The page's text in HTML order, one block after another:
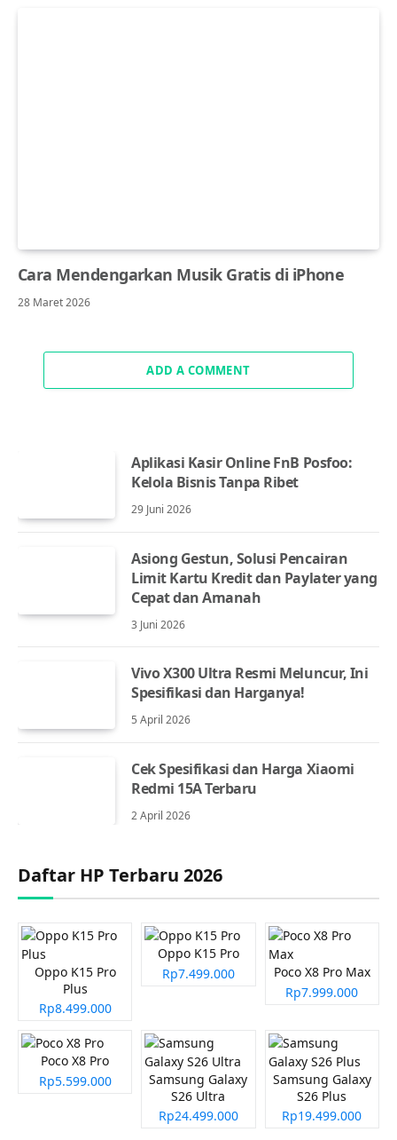
Cara Mendengarkan Musik Gratis di iPhone
28 Maret 2026
ADD A COMMENT
Aplikasi Kasir Online FnB Posfoo:
Kelola Bisnis Tanpa Ribet
29 Juni 2026
Asiong Gestun, Solusi Pencairan
Limit Kartu Kredit dan Paylater yang
Cepat dan Amanah
3 Juni 2026
Vivo X300 Ultra Resmi Meluncur, Ini
Spesifikasi dan Harganya!
5 April 2026
Cek Spesifikasi dan Harga Xiaomi
Redmi 15A Terbaru
2 April 2026
Daftar HP Terbaru 2026
Oppo K15 Pro
Plus
Rp8.499.000
Oppo K15 Pro
Rp7.499.000
Poco X8 Pro Max
Rp7.999.000
Poco X8 Pro
Rp5.599.000
Samsung Galaxy
S26 Ultra
Rp24.499.000
Samsung Galaxy
S26 Plus
Rp19.499.000